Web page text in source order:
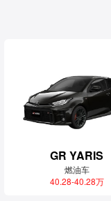
GR YARIS
燃油车
40.28-40.28万